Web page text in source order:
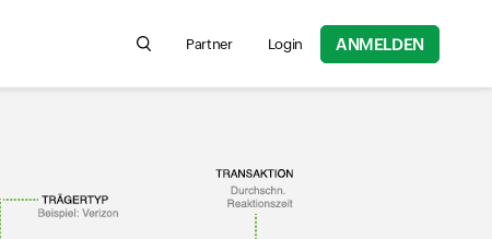
Search for product information, help articles,
Partner Login ANMELDEN